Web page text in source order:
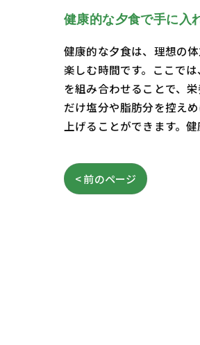
健康的な夕食で手に入
健康的な夕食は、理想の
楽しむ時間です。ここで
を組み合わせることで、
だけ塩分や脂肪分を控え
上げることができます。
< 前のページ